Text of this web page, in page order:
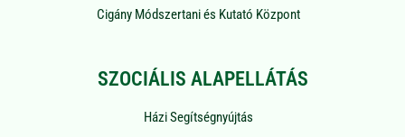
Cigány Módszertani és Kutató Központ
SZOCIÁLIS ALAPELLÁTÁS
Házi Segítségnyújtás